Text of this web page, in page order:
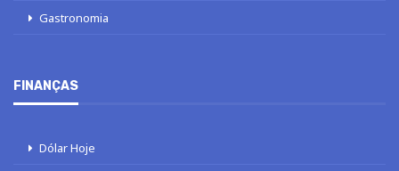
Gastronomia
FINANÇAS
Dólar Hoje